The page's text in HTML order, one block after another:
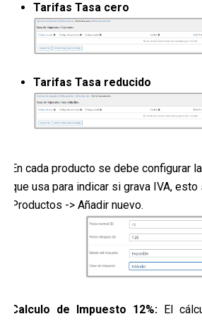
Tarifas Tasa cero
Tarifas Tasa reducido
En cada producto se debe configurar
que usa para indicar si grava IVA,
Productos -> Añadir nuevo.
Calculo de Impuesto 12%: El